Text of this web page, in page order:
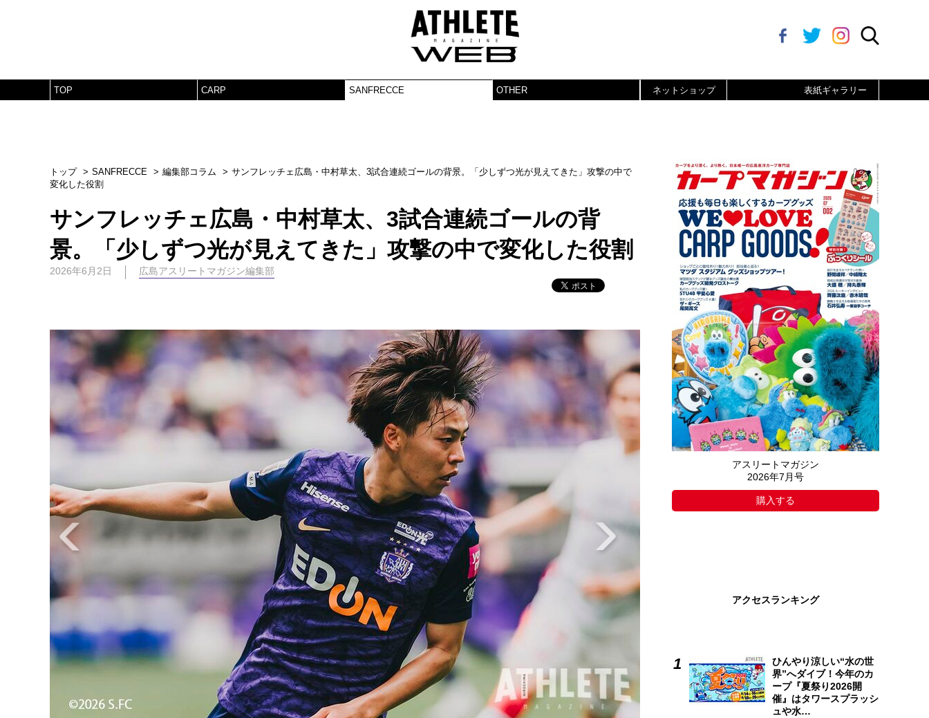
TOP CARP SANFRECCE OTHER ネットショップ 表紙ギャラリー
トップ SANFRECCE 編集部コラム
サンフレッチェ広島・中村草太、3試合連続ゴールの背景。「少しずつ光が見えてきた」攻撃の中で
変化した役割
サンフレッチェ広島・中村草太、3試合連続ゴールの背
景。「少しずつ光が見えてきた」攻撃の中で変化した役割
2026年6月2日 広島アスリートマガジン編集部
アスリートマガジン
2026年7月号
購入する
アクセスランキング
ひんやり涼しい“水の世
界”へダイブ！今年のカ
ープ『夏祭り2026開
催』はタワースプラッシ
ュや水…